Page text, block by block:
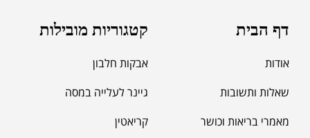
דף הבית
אודות
שאלות ותשובות
מאמרי בריאות וכושר
קטגוריות מובילות
אבקות חלבון
גיינר לעלייה במסה
קריאטין